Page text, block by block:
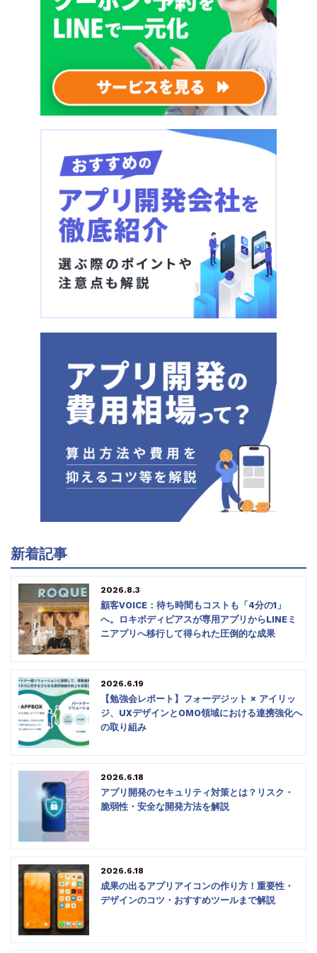
新着記事
2026.8.3
顧客VOICE：待ち時間もコストも「4分の1」
へ。ロキボディピアスが専用アプリからLINEミ
ニアプリへ移行して得られた圧倒的な成果
2026.6.19
【勉強会レポート】フォーデジット × アイリッ
ジ、UXデザインとOMO領域における連携強化へ
の取り組み
2026.6.18
アプリ開発のセキュリティ対策とは？リスク・
脆弱性・安全な開発方法を解説
2026.6.18
成果の出るアプリアイコンの作り方！重要性・
デザインのコツ・おすすめツールまで解説